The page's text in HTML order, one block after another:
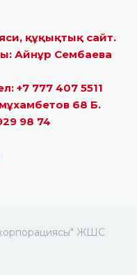
құқықтық сайт.
Айнұр Сембаева
+7 777 407 5511
68 Б.
98 74
ЖШС